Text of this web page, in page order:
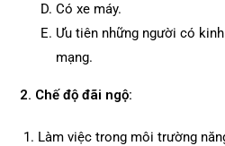
Có xe máy.
Ưu tiên những người có
mạng.
2. Chế độ đãi ngộ:
Làm việc trong môi trường